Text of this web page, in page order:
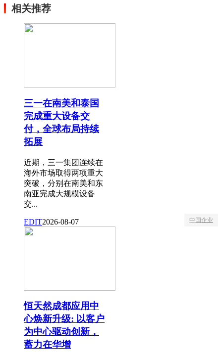
相关推荐
三一在南美和泰国
完成重大设备交
付，全球布局持续
拓展
近期，三一集团连续在
海外市场取得两项重大
突破，分别在南美和东
南亚完成大规模设备
交...
EDIT2026-08-07 中国企业
恒天然成都应用中
心焕新升级: 以客户
为中心驱动创新，
蓄力在华增